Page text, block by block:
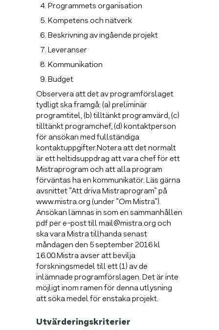
Programmets organisation
Kompetens och nätverk
Beskrivning av ingående projekt
Leveranser
Kommunikation
Budget
Observera att det av programförslaget
tydligt ska framgå: (a) preliminär
programtitel, (b) tilltänkt programvärd, (c)
tilltänkt programchef, (d) kontaktperson
för ansökan med fullständiga
kontaktuppgifter.Notera att det normalt
är ett heltidsuppdrag att vara chef för ett
Mistraprogram och att alla program
förväntas ha en kommunikatör. Läs gärna
avsnittet ”Att driva Mistraprogram” på
www.mistra.org (under ”Om Mistra”).
Ansökan lämnas in som en sammanhållen
pdf per e-post till mail@mistra.org och
ska vara Mistra tillhanda senast
måndagen den 5 september 2016 kl
16.00.Mistra avser att bevilja
forskningsmedel till ett (1) av de
inlämnade programförslagen. Det är inte
möjligt inom ramen för denna utlysning
att söka medel för enstaka projekt.
Utvärderingskriterier